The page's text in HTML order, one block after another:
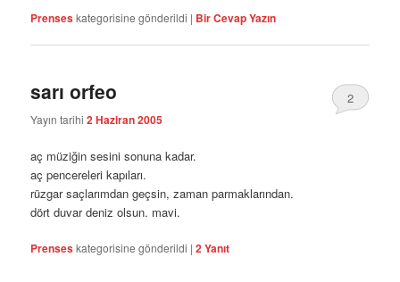
Prenseskategorisine gönderildi | Bir Cevap Yazın
sarı orfeo
Yayın tarihi2 Haziran 2005
2
aç müziğin sesini sonuna kadar.
aç pencereleri kapıları.
rüzgar saçlarımdan geçsin, zaman parmaklarından.
dört duvar deniz olsun. mavi.
Prenseskategorisine gönderildi |2Yanıt